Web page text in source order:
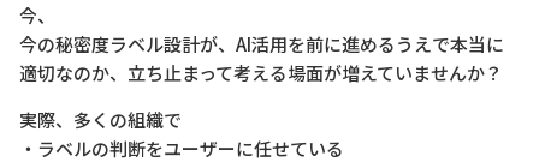
今、
今の秘密度ラベル設計が、AI活用を前に進めるうえで本当に
適切なのか、立ち止まって考える場面が増えていませんか？
実際、多くの組織で
・ラベルの判断をユーザーに任せている